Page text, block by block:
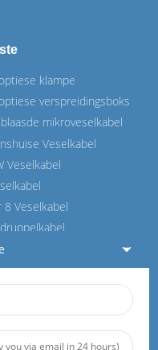
klampe
verspreidingsboks
mikroveselkabel
Veselkabel
Veselkabel
8 Veselkabel
Veselkabel